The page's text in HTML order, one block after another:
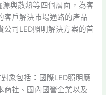
與散熱等四個層面，為客
客戶解決市場通路的產品
司LED照明解決方案的首
象包括：國際LED照明應
商社、國內國營企業以及